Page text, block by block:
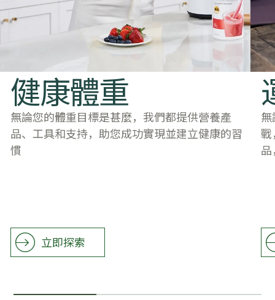
​​健康體重​
無論您的體重目標是甚麼，我們都提供營養產
品、工具和支持，助您成功實現並建立健康的習
慣
​​立即探索